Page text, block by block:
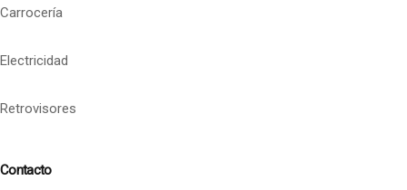
Carrocería
Electricidad
Retrovisores
Contacto